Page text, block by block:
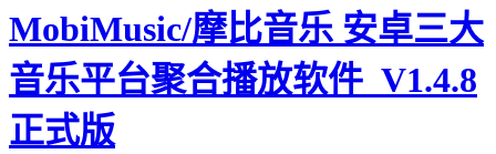
MobiMusic/摩比音乐 安卓三大
音乐平台聚合播放软件_V1.4.8
正式版